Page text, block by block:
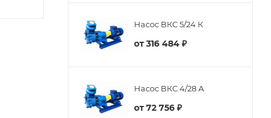
Насос ВКС 5/24 К
от316 484 ₽
Насос ВКС 4/28 А
от72 756 ₽